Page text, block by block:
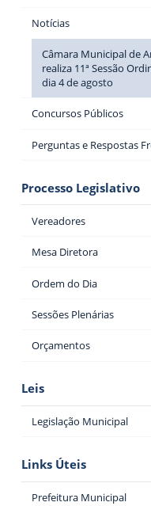
Notícias
Câmara Municipal de
realiza 11ª Sessão
dia 4 de agosto
Concursos Públicos
Perguntas e Respostas
Processo Legislativo
Vereadores
Mesa Diretora
Ordem do Dia
Sessões Plenárias
Orçamentos
Leis
Legislação Municipal
Links Úteis
Prefeitura Municipal